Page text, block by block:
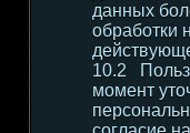
данных
обработки
момент